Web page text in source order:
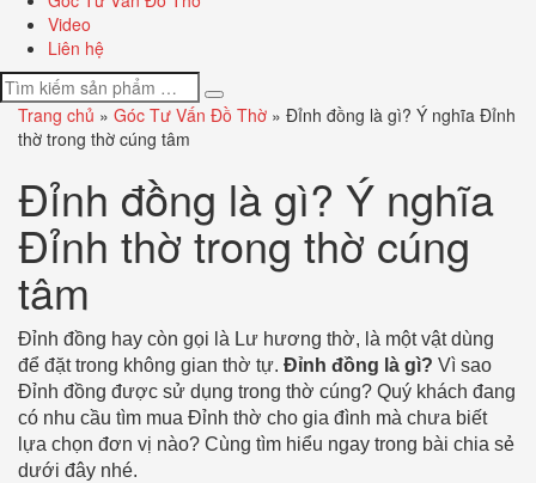
Video
Liên hệ
Trang chủ » Góc Tư Vấn Đồ Thờ » Đỉnh đồng là gì? Ý nghĩa Đỉnh
thờ trong thờ cúng tâm
Đỉnh đồng là gì? Ý nghĩa
Đỉnh thờ trong thờ cúng
tâm
Đỉnh đồng hay còn gọi là Lư hương thờ, là một vật dùng
để đặt trong không gian thờ tự. Đỉnh đồng là gì? Vì sao
Đỉnh đồng được sử dụng trong thờ cúng? Quý khách đang
có nhu cầu tìm mua Đỉnh thờ cho gia đình mà chưa biết
lựa chọn đơn vị nào? Cùng tìm hiểu ngay trong bài chia sẻ
dưới đây nhé.